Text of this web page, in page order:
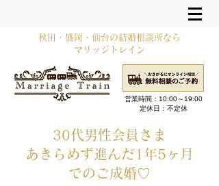
秋田・盛岡・仙台の結婚相談所なら
マリッジトレイン
営業時間：10:00～19:00​
定休日：不定休
30代男性会員さま
あきらめず進んだ1年5ヶ月
でのご成婚♡